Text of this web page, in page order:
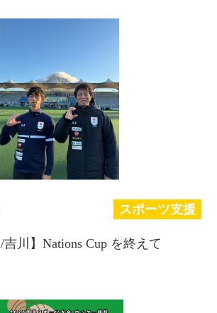
スポーツ支援
/吉川】Nations Cup を終えて